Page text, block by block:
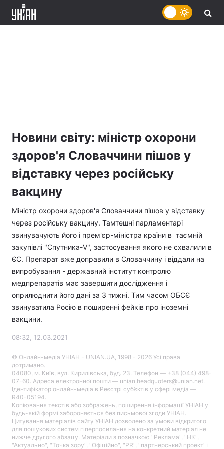
Новини світу: міністр охорони
здоров'я Словаччини пішов у
відставку через російську
вакцину
Міністр охорони здоров'я Словаччини пішов у відставку
через російську вакцину. Тамтешні парламентарі
звинувачують його і прем'єр-міністра країни в таємній
закупівлі "Спутника-V", застосування якого не схвалили в
ЄС. Препарат вже доправили в Словаччину і віддали на
випробування - державний інститут контролю
медпрепаратів має завершити дослідження і
оприлюднити його дані за 3 тижні. Тим часом ОБСЄ
звинуватила Росію в поширенні фейків про іноземні
вакцини.
08:32, 12.03.2021
© Онлайн-медіа УНІАН - UNIAN.UA, 1998 - 2026 Усі права
дотримано.
04080, м. Київ, вул. Кирилівська, буд. 23. Телефон — +38 (044) 498-
07-60. Адреса електронної пошти — unian.headquoters@unian.net.
Ідентифікатор онлайн-медіа в Реєстрі суб’єктів у сфері медіа —
R40-05194.
Копіювання текстів або зображень, поширення інформації УНІАН у
будь-якій формі забороняється без письмової згоди УНІАН.
Цитування матеріалів сайту УНІАН дозволено за умови відкритого
для пошукових систем гіперпосилання на конкретний матеріал не
нижче другого абзацу. Матеріали з позначкою "Реклама", "НК",
"Актуально", "Точка зору", "Офіційно", "PR", "партнерський проект" і